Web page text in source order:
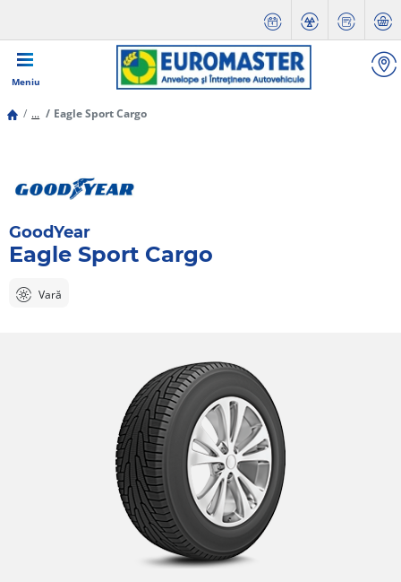
Meniu
... Eagle Sport Cargo
GoodYear
Eagle Sport Cargo
Vară